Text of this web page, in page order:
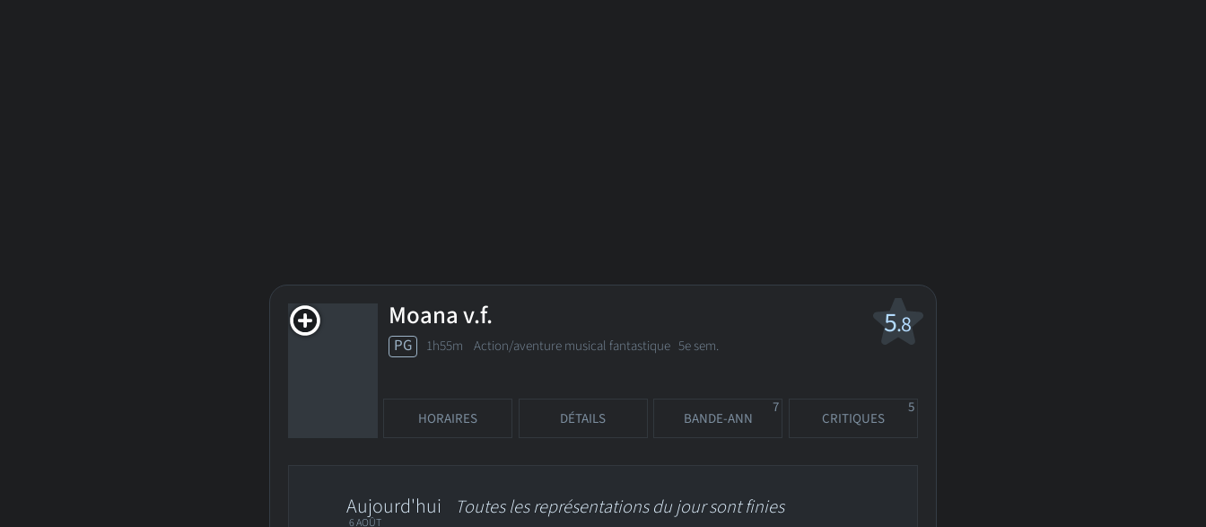
5.8
Moana v.f.
PG 1h55m Action/aventure musical fantastique 5e sem.
HORAIRES DÉTAILS BANDE-ANN
7
CRITIQUES
5
Aujourd'hui
6 AOÛT
Toutes les représentations du jour sont finies